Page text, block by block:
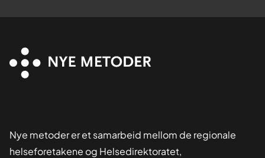
Nye metoder er et samarbeid mellom de regionale
helseforetakene og Helsedirektoratet,